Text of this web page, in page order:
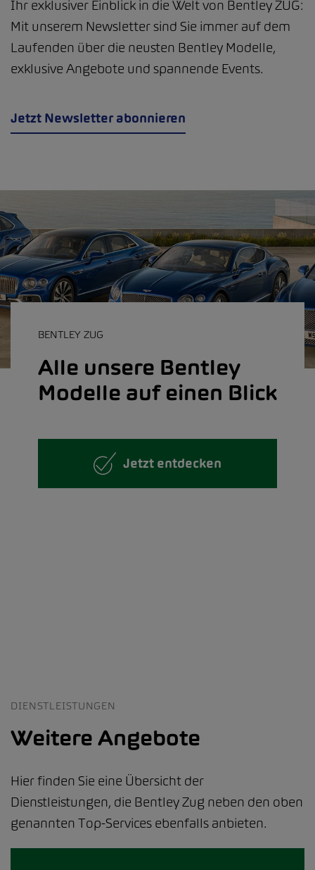
Ihr exklusiver Einblick in die Welt von Bentley ZUG:
Mit unserem Newsletter sind Sie immer auf dem
Laufenden über die neusten Bentley Modelle,
exklusive Angebote und spannende Events.
Jetzt Newsletter abonnieren
BENTLEY ZUG
Alle unsere Bentley
Modelle auf einen Blick
Jetzt entdecken
DIENSTLEISTUNGEN
Weitere Angebote
Hier finden Sie eine Übersicht der
Dienstleistungen, die Bentley Zug neben den oben
genannten Top-Services ebenfalls anbieten.